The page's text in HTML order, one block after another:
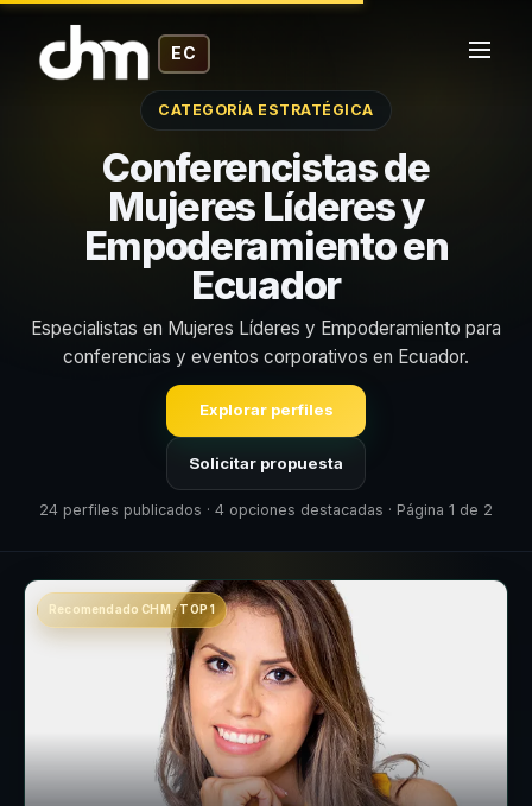
EC
CATEGORÍA ESTRATÉGICA
Conferencistas de
Mujeres Líderes y
Empoderamiento en
Ecuador
Especialistas en Mujeres Líderes y Empoderamiento para
conferencias y eventos corporativos en Ecuador.
Explorar perfiles
Solicitar propuesta
24 perfiles publicados · 4 opciones destacadas · Página 1 de 2
Recomendado CHM · TOP 1